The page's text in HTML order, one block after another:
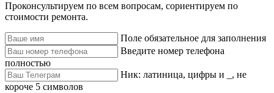
Проконсультируем по всем вопросам, сориентируем по
стоимости ремонта.
Поле обязательное для заполнения
Введите номер телефона
полностью
Ник: латиница, цифры и _, не
короче 5 символов